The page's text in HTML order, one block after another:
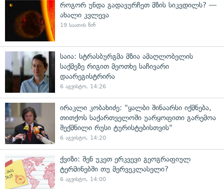
როგორ უნდა გადავურჩეთ მზის სიკვდილს? —
ახალი კვლევა
19 საათის წინ
საია: სტრასბურგმა მზია ამაღლობელის
საქმეზე რიგით მეოთხე საჩივარი
დაარეგისტრირა
6 აგვისტო, 14:26
ირაკლი კობახიძე: "ყალბი შინაარსი იქმნება,
თითქოს საქართველოში უარყოფითი გარემოა
შექმნილი რუსი ტურისტებისთვის"
6 აგვისტო, 14:20
ქვიზი: შენ უკეთ ერკვევი გეოგრაფიულ
ტერმინებში თუ მერვეკლასელი?
6 აგვისტო, 14:00